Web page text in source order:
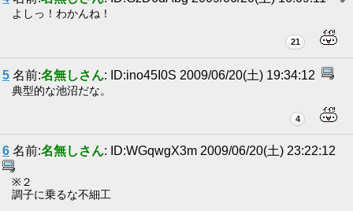
よしっ！わかんね！
21
5 名前:名無しさん: ID:ino45I0S 2009/06/20(土) 19:34:12
典型的な池沼だな。
4
6 名前:名無しさん: ID:WGqwgX3m 2009/06/20(土) 23:22:12
※２
調子に乗るな不細工